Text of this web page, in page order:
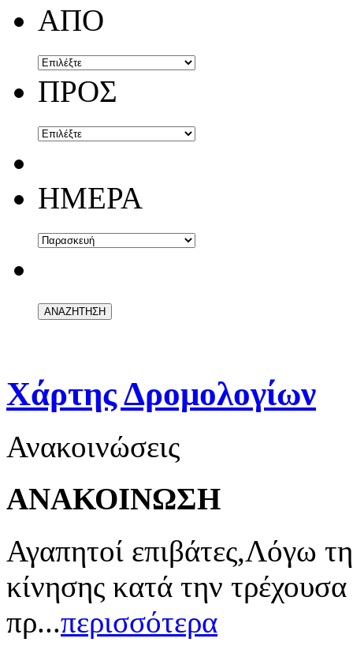
ΑΠΟ
ΠΡΟΣ
ΗΜΕΡΑ
Χάρτης Δρομολογίων
Ανακοινώσεις
ΑΝΑΚΟΙΝΩΣΗ
Αγαπητοί επιβάτες,Λόγω
κίνησης κατά την
πρ...περισσότερα